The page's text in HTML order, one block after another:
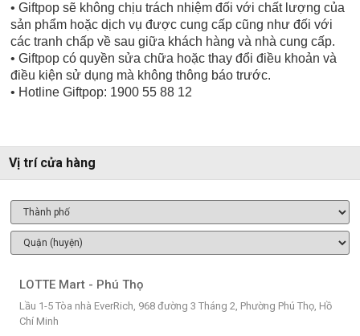
• Giftpop sẽ không chịu trách nhiệm đối với chất lượng của
sản phẩm hoặc dịch vụ được cung cấp cũng như đối với
các tranh chấp về sau giữa khách hàng và nhà cung cấp.
• Giftpop có quyền sửa chữa hoặc thay đổi điều khoản và
điều kiện sử dụng mà không thông báo trước.
• Hotline Giftpop: 1900 55 88 12
Vị trí cửa hàng
LOTTE Mart - Phú Thọ
Lầu 1-5 Tòa nhà EverRich, 968 đường 3 Tháng 2, Phường Phú Thọ, Hồ
Chí Minh